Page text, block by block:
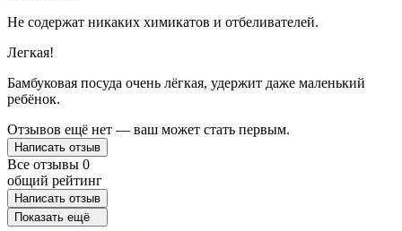
Не содержат никаких химикатов и отбеливателей.
Легкая!
Бамбуковая посуда очень лёгкая, удержит даже маленький
ребёнок.
Отзывов ещё нет — ваш может стать первым.
Написать отзыв
Все отзывы 0
общий рейтинг
Написать отзыв
Показать ещё